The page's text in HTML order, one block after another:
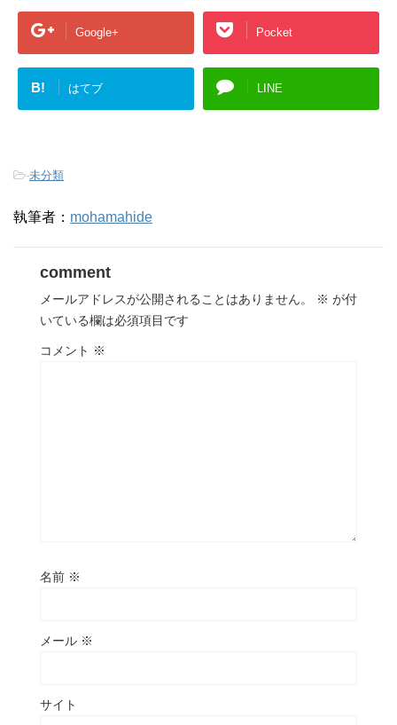
Google+ Pocket
B! はてブ LINE
-未分類
執筆者： mohamahide
comment
メールアドレスが公開されることはありません。 ※ が付
いている欄は必須項目です
コメント ※
名前 ※
メール ※
サイト